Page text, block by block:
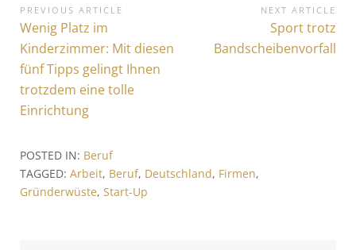
B
e
i
t
r
g
s
PREVIOUS ARTICLE
P
r
e
o
s
A
r
Wenig Platz im
Kinderzimmer: Mit diesen
fünf Tipps gelingt Ihnen
trotzdem eine tolle
Einrichtung
NEXT ARTICLE
N
e
Sport trotz
Bandscheibenvorfall
POSTED IN: Beruf
TAGGED: Arbeit, Beruf, Deutschland, Firmen,
Gründerwüste, Start-Up